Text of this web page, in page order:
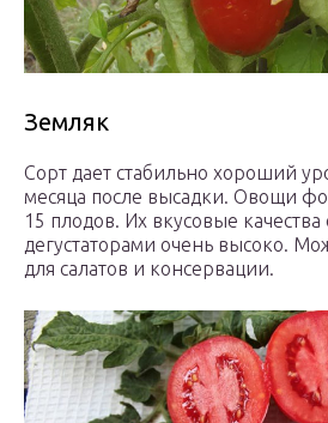
Земляк
Сорт дает стабильно хороший
месяца после высадки. Овощи
15 плодов. Их вкусовые
дегустаторами очень высоко.
для салатов и консервации.